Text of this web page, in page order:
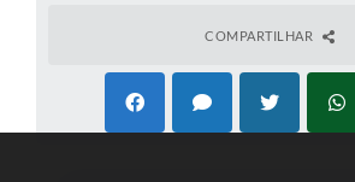
COMPARTILHAR